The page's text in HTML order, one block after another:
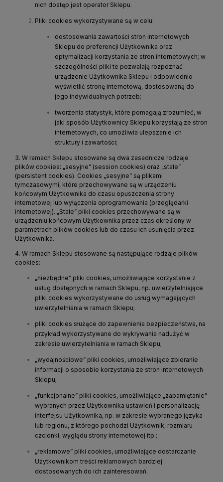
nich dostęp jest operator Sklepu.
Pliki cookies wykorzystywane są w celu:
dostosowania zawartości stron internetowych
Sklepu do preferencji Użytkownika oraz
optymalizacji korzystania ze stron internetowych; w
szczególności pliki te pozwalają rozpoznać
urządzenie Użytkownika Sklepu i odpowiednio
wyświetlić stronę internetową, dostosowaną do
jego indywidualnych potrzeb;
tworzenia statystyk, które pomagają zrozumieć, w
jaki sposób Użytkownicy Sklepu korzystają ze stron
internetowych, co umożliwia ulepszanie ich
struktury i zawartości;
3. W ramach Sklepu stosowane są dwa zasadnicze rodzaje
plików cookies: „sesyjne” (session cookies) oraz „stałe”
(persistent cookies). Cookies „sesyjne” są plikami
tymczasowymi, które przechowywane są w urządzeniu
końcowym Użytkownika do czasu opuszczenia strony
internetowej lub wyłączenia oprogramowania (przeglądarki
internetowej). „Stałe” pliki cookies przechowywane są w
urządzeniu końcowym Użytkownika przez czas określony w
parametrach plików cookies lub do czasu ich usunięcia przez
Użytkownika.
4. W ramach Sklepu stosowane są następujące rodzaje plików
cookies:
„niezbędne” pliki cookies, umożliwiające korzystanie z
usług dostępnych w ramach Sklepu, np. uwierzytelniające
pliki cookies wykorzystywane do usług wymagających
uwierzytelniania w ramach Sklepu;
pliki cookies służące do zapewnienia bezpieczeństwa, na
przykład wykorzystywane do wykrywania nadużyć w
zakresie uwierzytelniania w ramach Sklepu;
„wydajnościowe” pliki cookies, umożliwiające zbieranie
informacji o sposobie korzystania ze stron internetowych
Sklepu;
„funkcjonalne” pliki cookies, umożliwiające „zapamiętanie”
wybranych przez Użytkownika ustawień i personalizację
interfejsu Użytkownika, np. w zakresie wybranego języka
lub regionu, z którego pochodzi Użytkownik, rozmiaru
czcionki, wyglądu strony internetowej itp.;
„reklamowe” pliki cookies, umożliwiające dostarczanie
Użytkownikom treści reklamowych bardziej
dostosowanych do ich zainteresowań.